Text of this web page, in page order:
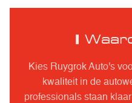
Kies Ruygrok Auto's
kwaliteit in de
professionals staan